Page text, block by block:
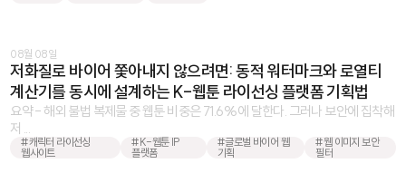
08월 08일
저화질로 바이어 쫓아내지 않으려면: 동적 워터마크와 로열티
계산기를 동시에 설계하는 K-웹툰 라이선싱 플랫폼 기획법
요약 - 해외 불법 복제물 중 웹툰 비중은 71.6%에 달한다. 그러나 보안에 집착해
저 ...
#캐릭터 라이선싱
웹사이트
#K-웹툰 IP
플랫폼
#글로벌 바이어 웹
기획
#웹 이미지 보안
필터